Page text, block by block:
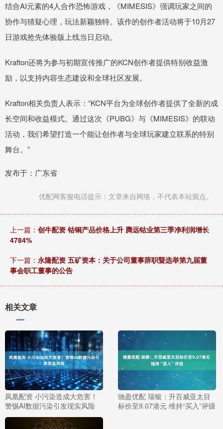
结合AI元素的4人合作恐怖游戏，《MIMESIS》强调玩家之间的
协作与猜疑心理，玩法新颖独特。该作的创作者活动将于10月27
日游戏抢先体验版上线当日启动。
Krafton还将为参与初期宣传推广的KCN创作者提供特别收益激
励，以支持内容生态建设和全球社区发展。
Krafton相关负责人表示：“KCN平台为全球创作者提供了全新的成
长空间和收益模式。通过这次《PUBG》与《MIMESIS》的联动
活动，我们希望打造一个能让创作者与全球玩家建立联系的特别
舞台。”
发布于：广东省
优配网客服电话提示：文章来自网络，不代表本站观点。
上一篇： 创牛配资 钴铜产品价格上升 腾远钴业第三季净利润增长
4784%
下一篇： 永隆配资 五矿资本：关于公司董事辞职暨选举第九届董
事会职工董事的公告
相关文章
凤凰配资 小污染造成大危害！
警惕AI数据污染引发现实风险
驰盈优配 瑞银：升百威亚太目
标价至9.07港元 维持“买入”评级